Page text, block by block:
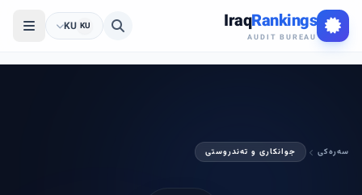
IraqRankings
AUDIT BUREAU
KU
KU
سەرەکی جوانکاری و تەندروستی